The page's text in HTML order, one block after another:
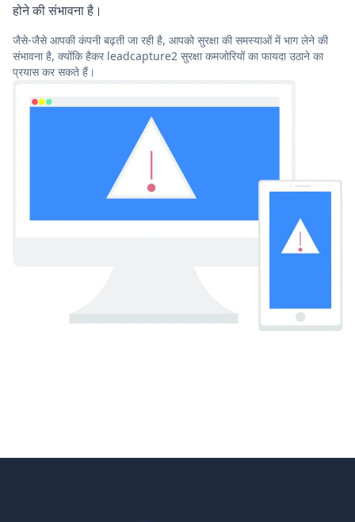
होने की संभावना है।
जैसे-जैसे आपकी कंपनी बढ़ती जा रही है, आपको सुरक्षा की समस्याओं में भाग लेने की
संभावना है, क्योंकि हैकर leadcapture2 सुरक्षा कमजोरियों का फायदा उठाने का
प्रयास कर सकते हैं।